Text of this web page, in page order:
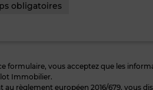
obligatoires
formulaire, vous acceptez que les
Immobilier.
règlement européen 2016/679, vous